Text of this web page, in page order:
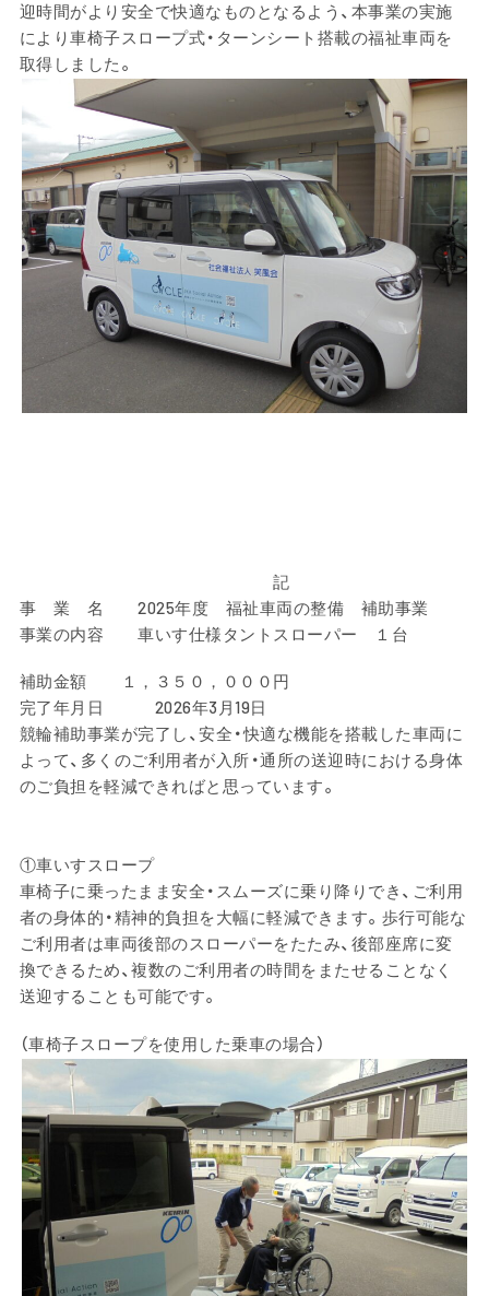
迎時間がより安全で快適なものとなるよう、本事業の実施
により車椅子スロープ式・ターンシート搭載の福祉車両を
取得しました。
記
事 業 名 2025年度 福祉車両の整備 補助事業
事業の内容 車いす仕様タントスローパー １台
補助金額 １，３５０，０００円
完了年月日 2026年3月19日
競輪補助事業が完了し、安全・快適な機能を搭載した車両に
よって、多くのご利用者が入所・通所の送迎時における身体
のご負担を軽減できればと思っています。
①車いすスロープ
車椅子に乗ったまま安全・スムーズに乗り降りでき、ご利用
者の身体的・精神的負担を大幅に軽減できます。歩行可能な
ご利用者は車両後部のスローパーをたたみ、後部座席に変
換できるため、複数のご利用者の時間をまたせることなく
送迎することも可能です。
（車椅子スロープを使用した乗車の場合）